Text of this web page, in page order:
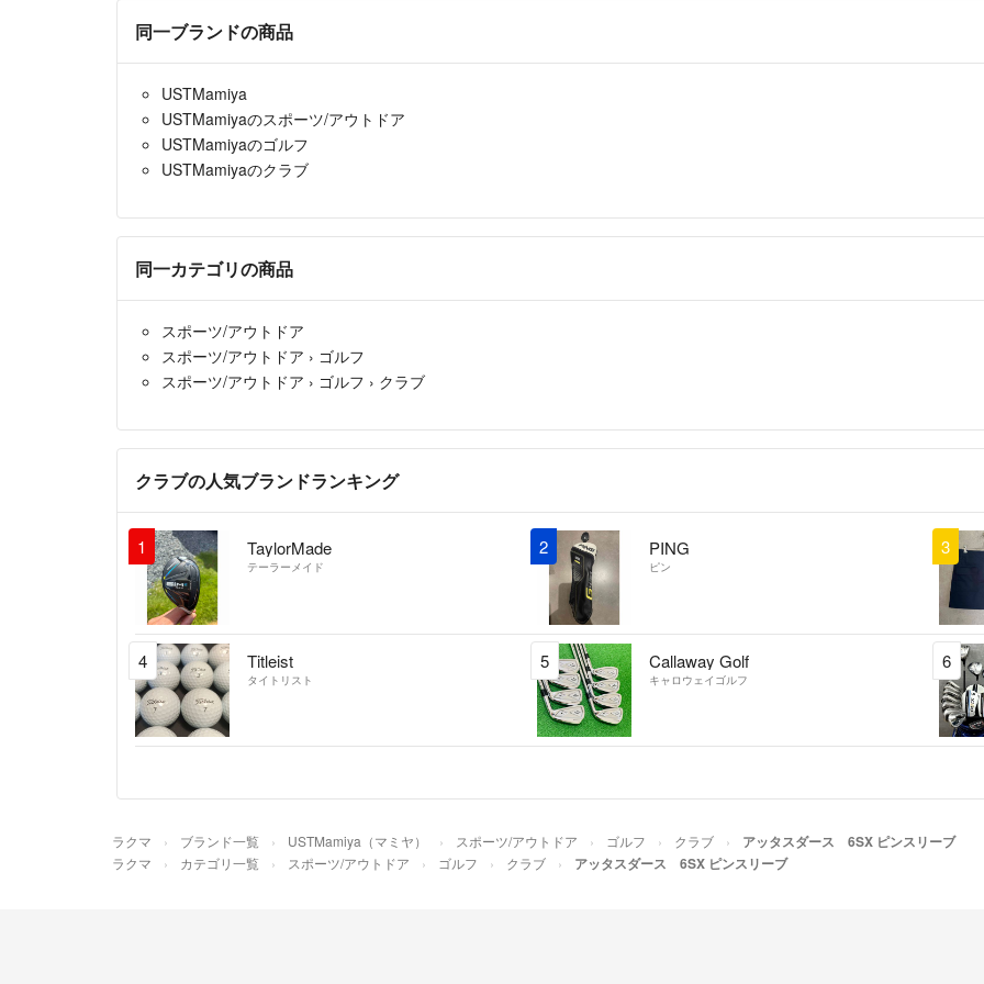
右打ちでよろ
スリーブは、
よろしくお願
- 4年以上前
同一ブランドの商品
USTMamiya
USTMamiyaのスポーツ/アウトドア
USTMamiyaのゴルフ
USTMamiyaのクラブ
同一カテゴリの商品
スポーツ/アウトドア
スポーツ/アウトドア › ゴルフ
スポーツ/アウトドア › ゴルフ › クラブ
クラブの人気ブランドランキング
1 TaylorMade
テーラーメイド
2 PING
ピン
3
4 Titleist
タイトリスト
5 Callaway Golf
キャロウェイゴルフ
6
ラクマ ブランド一覧 USTMamiya（マミヤ） スポーツ/アウトドア ゴルフ クラブ アッタスダース 6SX ピンスリーブ
ラクマ カテゴリ一覧 スポーツ/アウトドア ゴルフ クラブ アッタスダース 6SX ピンスリーブ